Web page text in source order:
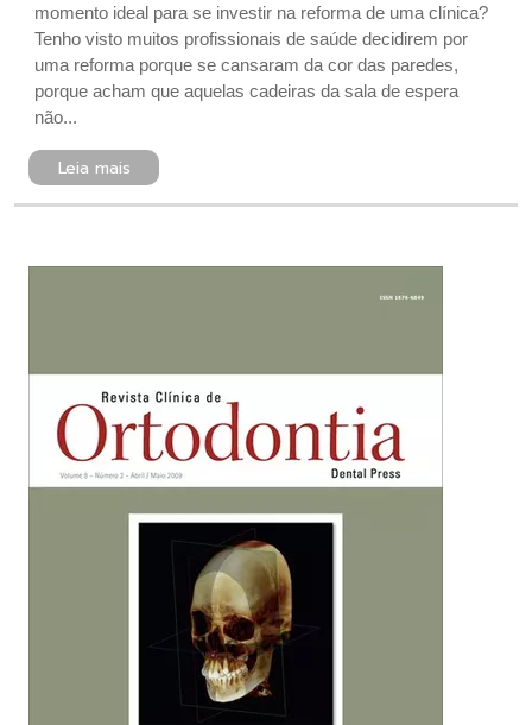
momento ideal para se investir na reforma de uma clínica?
Tenho visto muitos profissionais de saúde decidirem por
uma reforma porque se cansaram da cor das paredes,
porque acham que aquelas cadeiras da sala de espera
não...
Leia mais